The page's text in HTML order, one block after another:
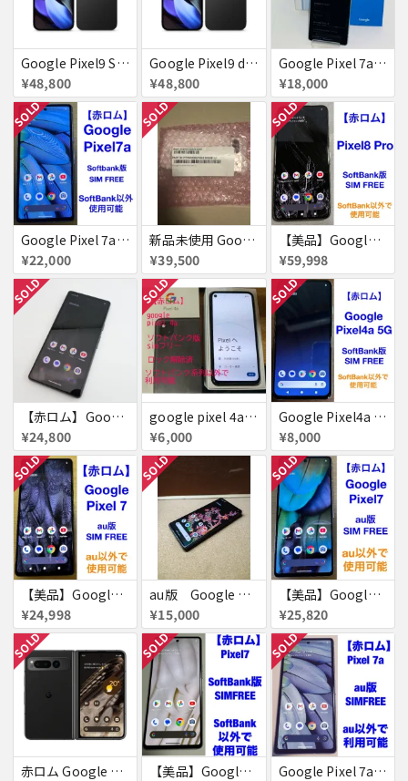
Google Pixel9 SoftBank Obsidian SIMフリー 送料無料
¥48,800
Google Pixel9 docomo Obsidian SIMフリー 送料無料
¥48,800
Google Pixel 7a 128GB 新品同様 SIMフリー 赤ロム SoftBank ジャンク シー 送料無料
¥18,000
SOLD
Google Pixel 7a Pixel7a 赤ロム
¥22,000
SOLD
新品未使用 Google pixel8a SiMフリー
¥39,500
SOLD
【美品】Google Pixel8 Pro 512GB 赤ロム
¥59,998
SOLD
【赤ロム】Google Pixel 7a チャコール docomo版 付属品完備
¥24,800
SOLD
google pixel 4a 赤ロム
¥6,000
SOLD
Google Pixel4a 5G 128GB 赤ロム
¥8,000
SOLD
【美品】Google Pixel 7 128GB 赤ロム
¥24,998
SOLD
au版 Google Pixel 6 128GB ジャンク品扱い
¥15,000
SOLD
【美品】Google Pixel7 128GB 赤ロム
¥25,820
SOLD
赤ロム Google Pixel Fold Softbank Obsidian 送料無料
SOLD
【美品】Google Pixel7 ［赤ロム］Pixel 7
SOLD
Google Pixel 7a［赤ロム］